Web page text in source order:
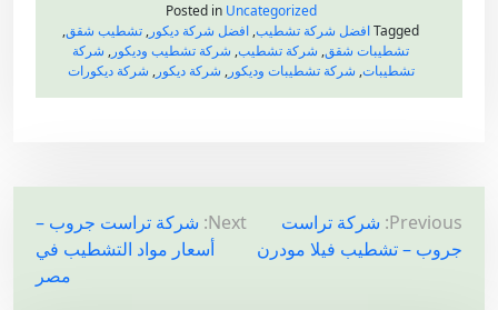
Posted in Uncategorized
Taggedافضل شركة تشطيب, افضل شركة ديكور, تشطيب شقق,
تشطيبات شقق, شركة تشطيب, شركة تشطيب وديكور, شركة
تشطيبات, شركة تشطيبات وديكور, شركة ديكور, شركة ديكورات
ت
ص
Previous: شركة تراست
جروب – تشطيب فيلا مودرن
Next: شركة تراست جروب –
أسعار مواد التشطيب في
مصر